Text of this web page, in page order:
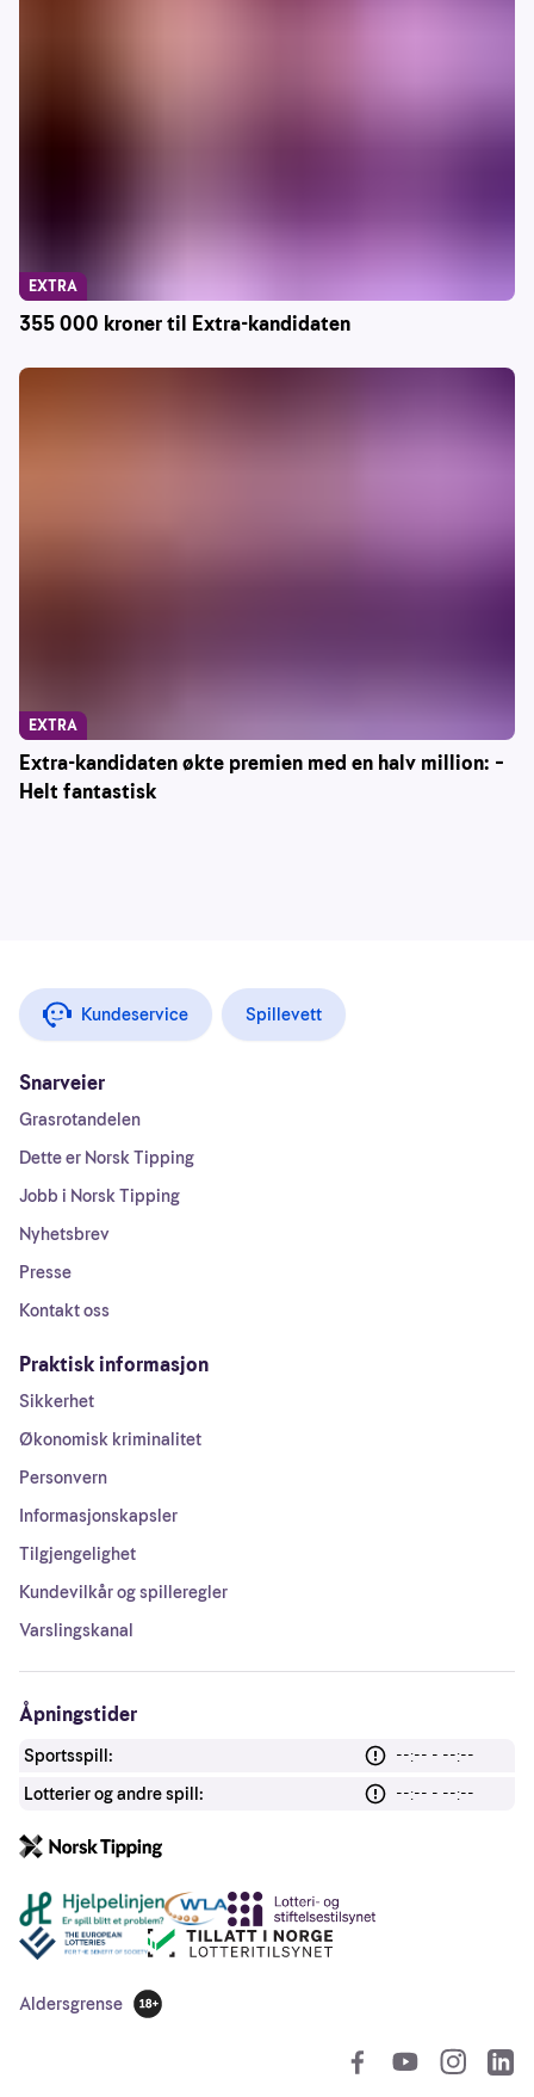
355 000 kroner til Extra-kandidaten
EXTRA
Extra-kandidaten økte premien med en halv million: –
Helt fantastisk
EXTRA
Kundeservice Spillevett
Snarveier
Grasrotandelen
Dette er Norsk Tipping
Jobb i Norsk Tipping
Nyhetsbrev
Presse
Kontakt oss
Praktisk informasjon
Sikkerhet
Økonomisk kriminalitet
Personvern
Informasjonskapsler
Tilgjengelighet
Kundevilkår og spilleregler
Varslingskanal
Åpningstider
Sportsspill:
--:-- - --:--
Lotterier og andre spill:
--:-- - --:--
Andre lenker
Aldersgrense
18 år